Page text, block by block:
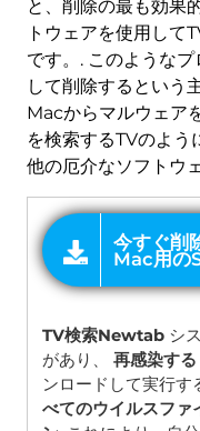
と、削除の最も効果
トウェアを使用し
です。. このような
して削除するという
Macからマルウェア
を検索するTVのよう
他の厄介なソフトウ
TV検索Newtabシ
があり、 再感染する
ンロードして実行す
べてのウイルスファ